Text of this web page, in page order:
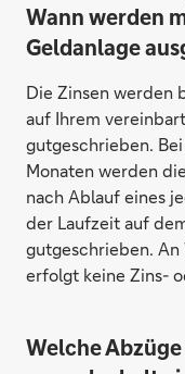
Banca
Wann werden
Geldanlage
Die Zinsen werden
auf Ihrem
gutgeschrieben.
Monaten werden
nach Ablauf eines
der Laufzeit auf
gutgeschrieben.
erfolgt keine Zins-
Welche